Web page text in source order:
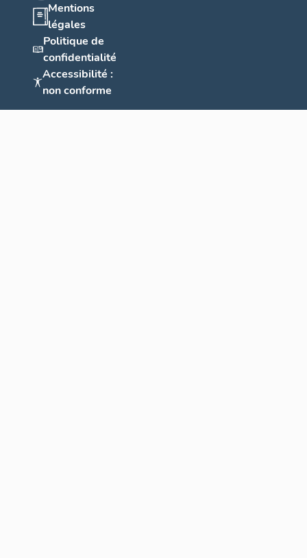
Mentions
légales
Politique de
confidentialité
Accessibilité :
non conforme